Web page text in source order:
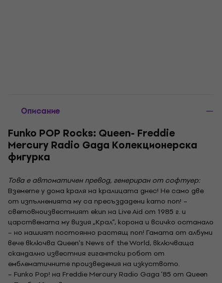
Описание
Funko POP Rocks: Queen- Freddie
Mercury Radio Gaga Колекционерска
фигурка
Това е автоматичен превод, генериран от софтуер:
Вземете у дома краля на кралицата днес! Не само две
от изпълненията му са пресъздадени като поп! –
световноизвестният екип на Live Aid от 1985 г. и
царствената му визия „Крал“, корона и всичко останало
– но нашият постоянно растящ поп! Гамата от албуми
вече включва Queen's News of the World, включваща
скандално известния гигантски робот от
емблематичните произведения на изкуството.
– Funko Pop! на Freddie Mercury Radio Gaga '85 от Queen